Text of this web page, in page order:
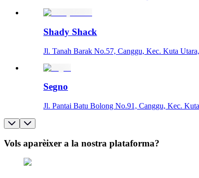
Shady Shack
Jl. Tanah Barak No.57, Canggu, Kec. Kuta
Segno
Jl. Pantai Batu Bolong No.91, Canggu, Kec.
Vols aparèixer a la nostra plataforma?